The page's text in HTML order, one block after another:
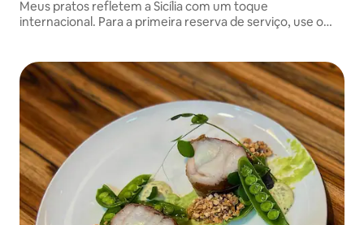
Meus pratos refletem a Sicília com um toque
internacional. Para a primeira reserva de serviço, use o